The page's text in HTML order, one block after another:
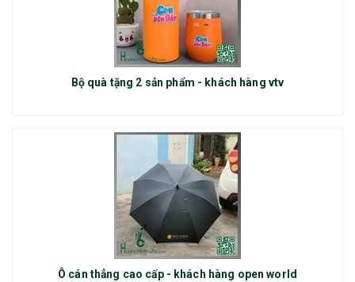
Bộ quà tặng 2 sản phẩm - khách hàng vtv
Ô cán thẳng cao cấp - khách hàng open world